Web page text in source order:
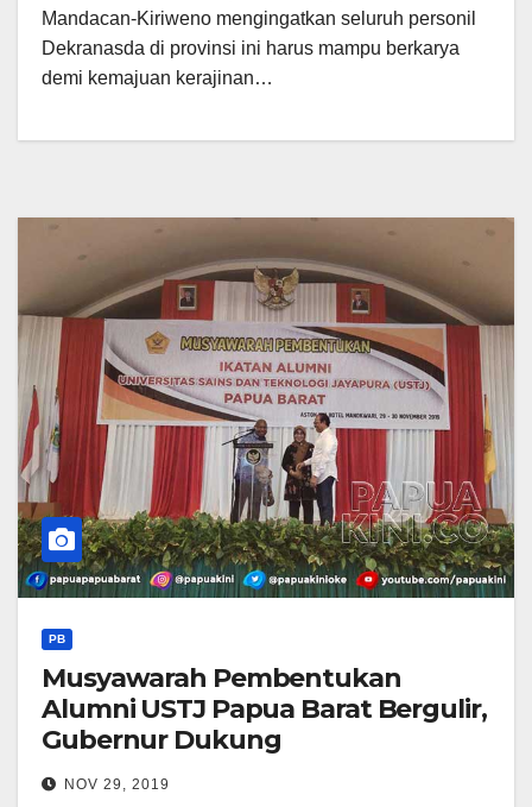
Mandacan-Kiriweno mengingatkan seluruh personil
Dekranasda di provinsi ini harus mampu berkarya
demi kemajuan kerajinan…
PB
Musyawarah Pembentukan
Alumni USTJ Papua Barat Bergulir,
Gubernur Dukung
NOV 29, 2019